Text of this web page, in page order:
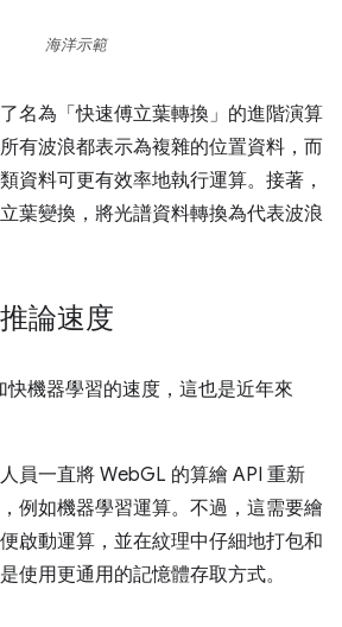
海洋示範
名為「快速傅立葉轉換」 的進階演算
有波浪都表示為複雜的位置資料，而
資料可更有效率地執行運算。接著，
葉變換，將光譜資料轉換為代表波浪
論速度
快機器學習的速度，這也是近年來
員一直將 WebGL 的算繪 API 重新
例如機器學習運算。不過，這需要繪
啟動運算，並在紋理中仔細地打包和
使用更通用的記憶體存取方式。